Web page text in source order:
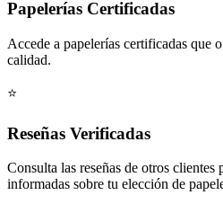
Papelerías Certificadas
Accede a papelerías certificadas que
calidad.
⭐
Reseñas Verificadas
Consulta las reseñas de otros clientes
informadas sobre tu elección de